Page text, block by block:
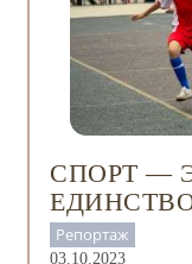
СПОРТ —
Репортаж
03.10.2023